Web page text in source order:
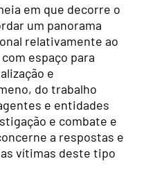
em que decorre o
um panorama
relativamente ao
espaço para
e
do trabalho
e entidades
e combate e
a respostas e
vítimas deste tipo